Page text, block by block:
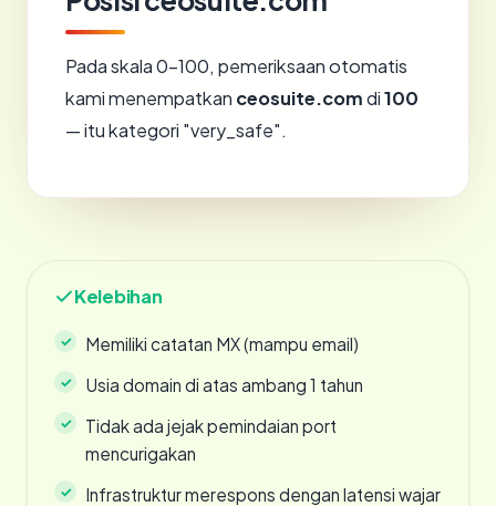
Pada skala 0-100, pemeriksaan otomatis
kami menempatkan ceosuite.comdi100
— itu kategori "very_safe".
Kelebihan
Memiliki catatan MX (mampu email)
Usia domain di atas ambang 1 tahun
Tidak ada jejak pemindaian port
mencurigakan
Infrastruktur merespons dengan latensi wajar